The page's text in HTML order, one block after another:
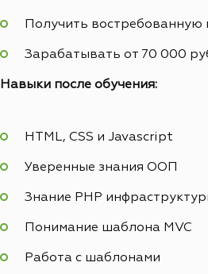
Получить востребованную
Зарабатывать от 70 000
Навыки после обучения:
HTML, CSS и Javascript
Уверенные знания ООП
Знание PHP
Понимание шаблона MVC
Работа с шаблонами